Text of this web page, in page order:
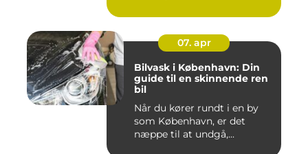
07. apr
Bilvask i København: Din
guide til en skinnende ren
bil
Når du kører rundt i en by
som København, er det
næppe til at undgå,...